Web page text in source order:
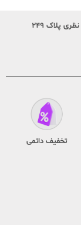
تخفیف دائمی